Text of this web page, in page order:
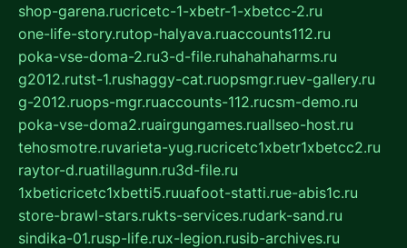
shop-garena.rucricetc-1-xbetr-1-xbetcc-2.ru
one-life-story.rutop-halyava.ruaccounts112.ru
poka-vse-doma-2.ru3-d-file.ruhahahaharms.ru
g2012.rutst-1.rushaggy-cat.ruopsmgr.ruev-gallery.ru
g-2012.ruops-mgr.ruaccounts-112.rucsm-demo.ru
poka-vse-doma2.ruairgungames.ruallseo-host.ru
tehosmotre.ruvarieta-yug.rucricetc1xbetr1xbetcc2.ru
raytor-d.ruatillagunn.ru3d-file.ru
1xbeticricetc1xbetti5.ruuafoot-statti.rue-abis1c.ru
store-brawl-stars.rukts-services.rudark-sand.ru
sindika-01.rusp-life.rux-legion.rusib-archives.ru